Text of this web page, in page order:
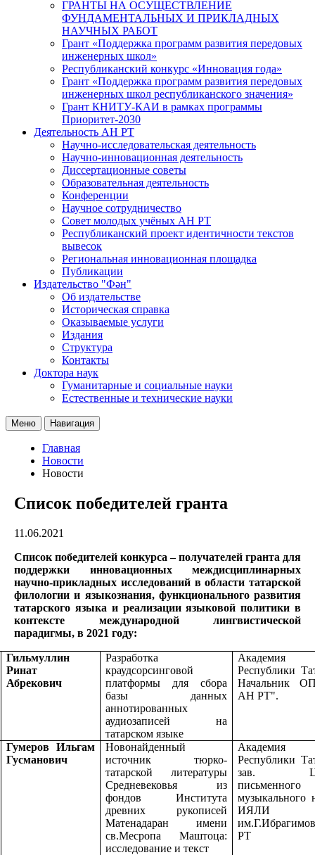
ГРАНТЫ НА ОСУЩЕСТВЛЕНИЕ
ФУНДАМЕНТАЛЬНЫХ И ПРИКЛАДНЫХ
НАУЧНЫХ РАБОТ
Грант «Поддержка программ развития передовых
инженерных школ»
Республиканский конкурс «Инновация года»
Грант «Поддержка программ развития передовых
инженерных школ республиканского значения»
Грант КНИТУ-КАИ в рамках программы
Приоритет-2030
Деятельность АН РТ
Научно-исследовательская деятельность
Научно-инновационная деятельность
Диссертационные советы
Образовательная деятельность
Конференции
Научное сотрудничество
Совет молодых учёных АН РТ
Республиканский проект идентичности текстов
вывесок
Региональная инновационная площадка
Публикации
Издательство "Фән"
Об издательстве
Историческая справка
Оказываемые услуги
Издания
Структура
Контакты
Доктора наук
Гуманитарные и социальные науки
Естественные и технические науки
Меню Навигация
Главная
Новости
Новости
Список победителей гранта
11.06.2021
Список победителей конкурса – получателей гранта для
поддержки инновационных междисциплинарных
научно-прикладных исследований в области татарской
филологии и языкознания, функционального развития
татарского языка и реализации языковой политики в
контексте международной лингвистической
парадигмы, в 2021 году:
Гильмуллин
Ринат
Абрекович
Разработка
краудсорсинговой
платформы для сбора
базы данных
аннотированных
аудиозаписей на
татарском языке
Республики
Начальник
АН РТ".
Гумеров Ильгам
Гусманович
Новонайденный
источник тюрко-
татарской литературы
Средневековья из
фондов Института
древних рукописей
Матенадаран имени
св.Месропа Маштоца:
исследование и текст
Республики
зав.
музыкального
ИЯЛИ
РТ